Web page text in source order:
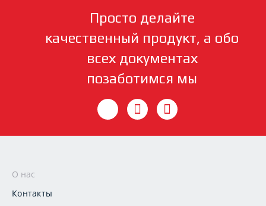
Просто делайте
качественный продукт, а обо
всех документах
позаботимся мы
О нас
Контакты